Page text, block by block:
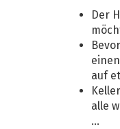
Der
auf
alle
...